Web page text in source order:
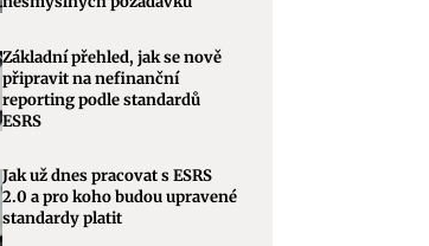
Základní přehled, jak se nově
připravit na nefinanční
reporting podle standardů
ESRS
Jak už dnes pracovat s ESRS
2.0 a pro koho budou upravené
standardy platit